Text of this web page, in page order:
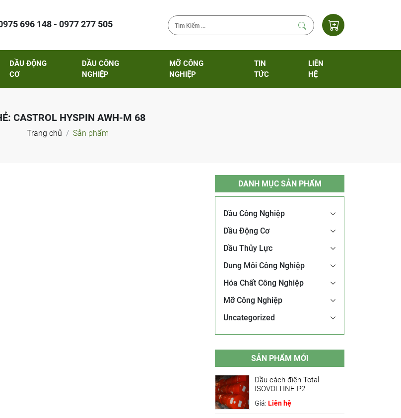
696 148 - 0977 277 505
DẦU ĐỘNG
CƠ
DẦU CÔNG
NGHIỆP
MỠ CÔNG
NGHIỆP
TIN
TỨC
LIÊN
HỆ
CASTROL HYSPIN AWH-M 68
Trang chủ Sản phẩm
DANH MỤC SẢN PHẨM
Dầu Công Nghiệp
Dầu Động Cơ
Dầu Thủy Lực
Dung Môi Công Nghiệp
Hóa Chất Công Nghiệp
Mỡ Công Nghiệp
Uncategorized
SẢN PHẨM MỚI
Dầu cách điện Total
ISOVOLTINE P2
Giá: Liên hệ